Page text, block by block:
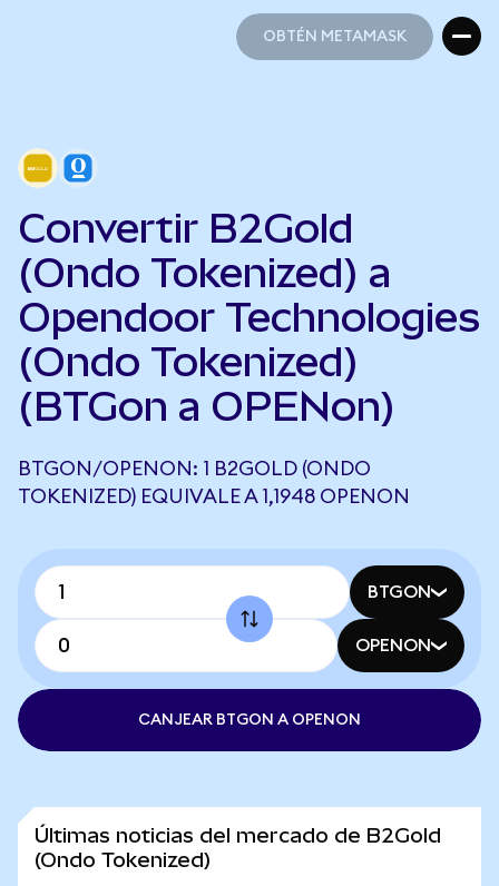
OBTÉN METAMASK
Convertir B2Gold
(Ondo Tokenized) a
Opendoor Technologies
(Ondo Tokenized)
(BTGon a OPENon)
BTGON/OPENON: 1 B2GOLD (ONDO
TOKENIZED) EQUIVALE A 1,1948 OPENON
BTGON
OPENON
CANJEAR BTGON A OPENON
Últimas noticias del mercado de B2Gold
(Ondo Tokenized)